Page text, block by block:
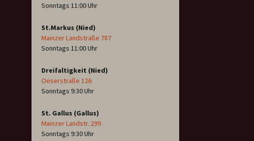
Sonntags 11:00 Uhr
St.Markus (Nied)
Mainzer Landstraße 787
Sonntags 11:00 Uhr
Dreifaltigkeit (Nied)
Oeserstraße 126
Sonntags 9:30 Uhr
St. Gallus (Gallus)
Mainzer Landstr. 299
Sonntags 9:30 Uhr